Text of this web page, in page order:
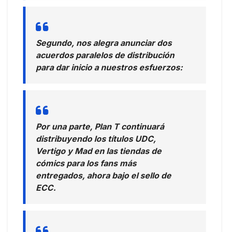
Segundo, nos alegra anunciar dos
acuerdos paralelos de distribución
para dar inicio a nuestros esfuerzos:
Por una parte, Plan T continuará
distribuyendo los títulos UDC,
Vertigo y Mad en las tiendas de
cómics para los fans más
entregados, ahora bajo el sello de
ECC.